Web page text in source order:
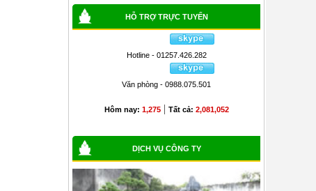
HỖ TRỢ TRỰC TUYẾN
Hotline - 01257.426.282
Văn phòng - 0988.075.501
Hôm nay: 1,275| Tất cả: 2,081,052
DỊCH VỤ CÔNG TY